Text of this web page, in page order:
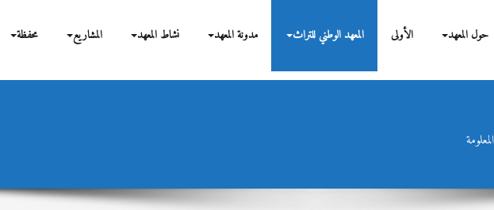
حول المعهد الأولى المعهد الوطني للتراث مدونة المعهد نشاط المعهد المشاريع محفظة